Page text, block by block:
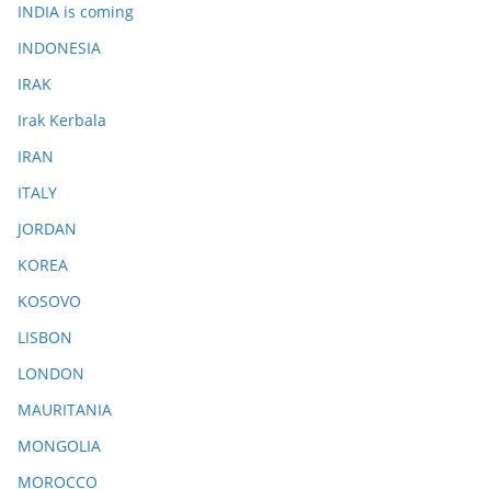
INDIA is coming
INDONESIA
IRAK
Irak Kerbala
IRAN
ITALY
JORDAN
KOREA
KOSOVO
LISBON
LONDON
MAURITANIA
MONGOLIA
MOROCCO